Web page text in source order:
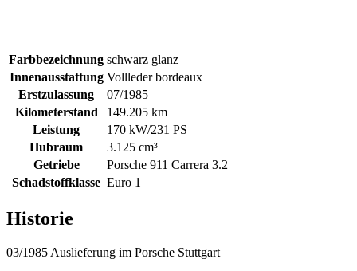
Farbbezeichnung schwarz glanz
Innenausstattung Vollleder bordeaux
Erstzulassung
07/1985
Kilometerstand
149.205 km
Leistung
170 kW/231 PS
Hubraum
3.125 cm³
Getriebe
Porsche 911 Carrera 3.2
Schadstoffklasse Euro 1
Historie
03/1985 Auslieferung im Porsche Stuttgart